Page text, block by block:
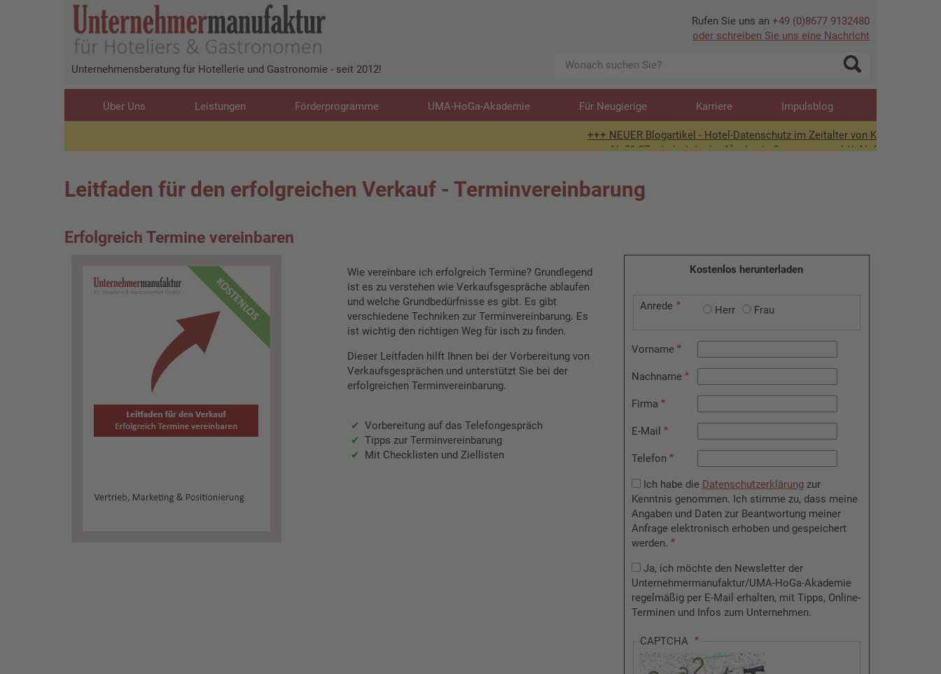
Unternehmensberatung für Hotellerie und Gastronomie - seit 2012!
Rufen Sie uns an +49 (0)8677 9132480
oder schreiben Sie uns eine Nachricht
Wonach
Sie?
navigation
Über Uns Leistungen Förderprogramme UMA-HoGa-Akademie Für Neugierige Karriere Impulsblog
+++ NEUER Blogartikel - Hotel-Datenschutz im Zeitalter von KI +++
+++ Ab 01.07. sind wir in der Akademie-Sommerpause! ** Ab 01.09. wieder für
Leitfaden für den erfolgreichen Verkauf - Terminvereinbarung
Erfolgreich Termine vereinbaren
Wie vereinbare ich erfolgreich Termine? Grundlegend
ist es zu verstehen wie Verkaufsgespräche ablaufen
und welche Grundbedürfnisse es gibt. Es gibt
verschiedene Techniken zur Terminvereinbarung. Es
ist wichtig den richtigen Weg für isch zu finden.
Dieser Leitfaden hilft Ihnen bei der Vorbereitung von
Verkaufsgesprächen und unterstützt Sie bei der
erfolgreichen Terminvereinbarung.
Vorbereitung auf das Telefongespräch
Tipps zur Terminvereinbarung
Mit Checklisten und Ziellisten
Kostenlos herunterladen
Anrede Herr Frau
Vorname
Nachname
Firma
E-Mail
Telefon
Ich habe die Datenschutzerklärungzur
Kenntnis genommen. Ich stimme zu, dass meine
Angaben und Daten zur Beantwortung meiner
Anfrage elektronisch erhoben und gespeichert
werden.
Ja, ich möchte den Newsletter der
Unternehmermanufaktur/UMA-HoGa-Akademie
regelmäßig per E-Mail erhalten, mit Tipps, Online-
Terminen und Infos zum Unternehmen.
CAPTCHA